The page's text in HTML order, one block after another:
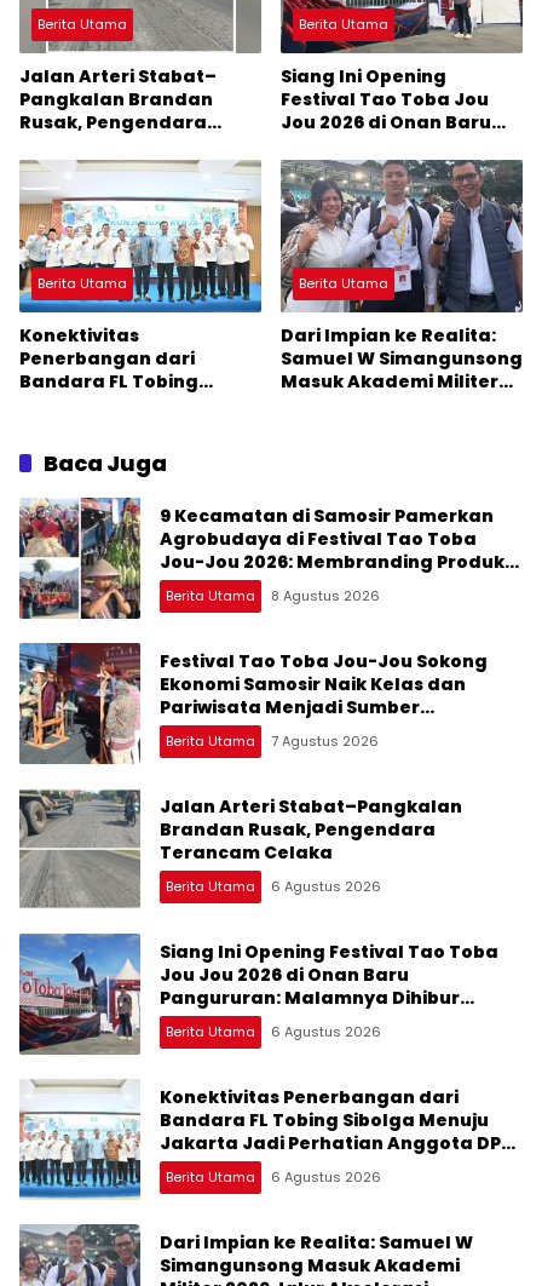
Berita Utama
Jalan Arteri Stabat–
Pangkalan Brandan
Rusak, Pengendara
Berita Utama
Siang Ini Opening
Festival Tao Toba Jou
Jou 2026 di Onan Baru
Dihibur Marsada Band
Berita Utama
Konektivitas
Penerbangan dari
Bandara FL Tobing
DPR RI Muhammad Lokot
Nasution
Berita Utama
Dari Impian ke Realita:
Samuel W Simangunsong
Masuk Akademi Militer
Baca Juga
9 Kecamatan di Samosir Pamerkan
Agrobudaya di Festival Tao Toba
Jou-Jou 2026: Membranding Produk
Lokal agar Terkenal
Berita Utama 8 Agustus 2026
Festival Tao Toba Jou-Jou Sokong
Ekonomi Samosir Naik Kelas dan
Pariwisata Menjadi Sumber
Pertumbuhan Ekonomi Baru
Berita Utama 7 Agustus 2026
Jalan Arteri Stabat–Pangkalan
Brandan Rusak, Pengendara
Terancam Celaka
Berita Utama 6 Agustus 2026
Siang Ini Opening Festival Tao Toba
Jou Jou 2026 di Onan Baru
Pangururan: Malamnya Dihibur
Marsada Band
Berita Utama 6 Agustus 2026
Konektivitas Penerbangan dari
Bandara FL Tobing Sibolga Menuju
Jakarta Jadi Perhatian Anggota DPR
RI Muhammad Lokot Nasution
Berita Utama 6 Agustus 2026
Dari Impian ke Realita: Samuel W
Simangunsong Masuk Akademi